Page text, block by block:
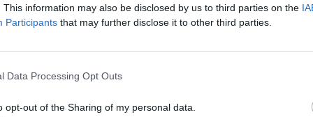
This information may also be disclosed by us to third parties on the
Participants that may further disclose it to other third parties.
Data Processing Opt Outs
opt-out of the Sharing of my personal data.
πάρα πολλούς τηλεθεατές που έστειλαν
οργανώσεις στο κανάλι.
σειράς κάλεσε τη Δήμητρα
του δείχνοντάς της τις δεκάδες
εκείνη σάστισε, περιμένοντας τα